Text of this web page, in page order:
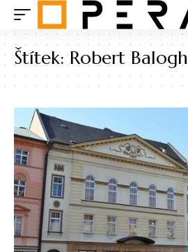
Štítek:Robert Balogh